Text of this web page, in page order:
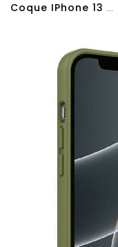
Coque IPhone 13 Pro Max Porte-Carte KSQ